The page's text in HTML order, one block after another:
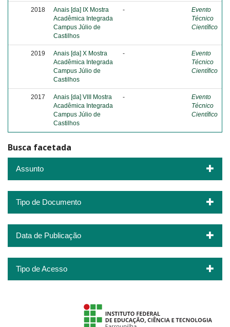
2018
Anais [da] IX Mostra
Acadêmica Integrada
Campus Júlio de
Castilhos
-
Evento
Técnico
Científico
2019
Anais [da] X Mostra
Acadêmica Integrada
Campus Júlio de
Castilhos
-
Evento
Técnico
Científico
2017
Anais [da] VIII Mostra
Acadêmica Integrada
Campus Júlio de
Castilhos
-
Evento
Técnico
Científico
Busca facetada
Assunto
Tipo de Documento
Data de Publicação
Tipo de Acesso